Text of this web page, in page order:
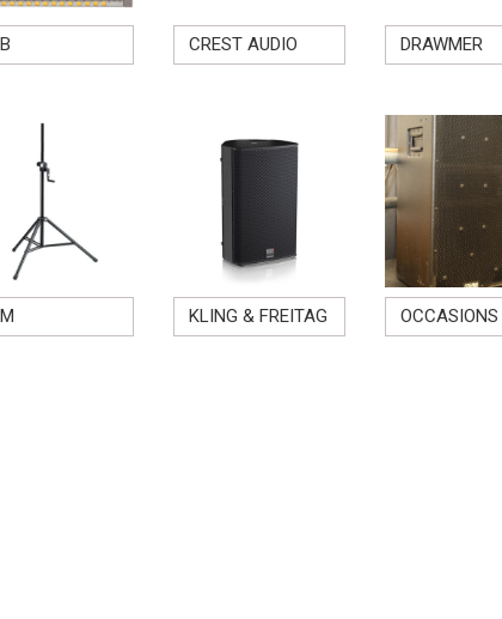
CREST AUDIO DRAWMER
KLING & FREITAG OCCASIONS